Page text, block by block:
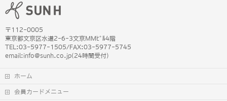
〒112-0005
東京都文京区水道2-6-3文京MMﾋﾞﾙ4階
TEL:03-5977-1505/FAX:03-5977-5745
email:info@sunh.co.jp(24時間受付)
ホーム
会員カードメニュー